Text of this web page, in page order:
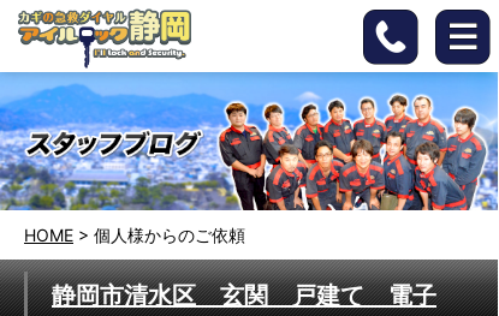
HOME > 個人様からのご依頼
静岡市清水区 玄関 戸建て 電子